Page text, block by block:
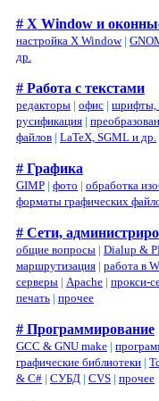
# X Window и
настройка X Window|
др.
# Работа с текстами
редакторы | офис | шрифты,
русификация |
файлов | LaTeX, SGML и др.
# Графика
GIMP | фото | обработка
форматы графических
# Сети,
общие вопросы | Dialup &
маршрутизация | работа в
серверы | Apache | прокси-
печать | прочее
# Программирование
GCC & GNU make |
графические библиотеки |
& C# | СУБД | CVS | прочее